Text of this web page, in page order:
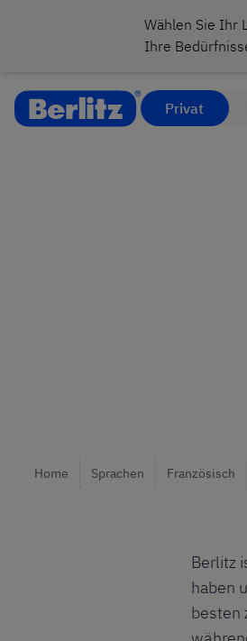
Wählen Sie Ihr
Ihre
Privat
Home Sprachen Französisch
Berlitz
haben
besten